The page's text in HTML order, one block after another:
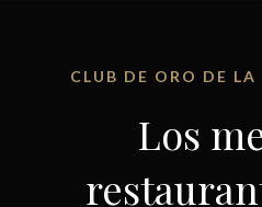
CLUB DE ORO DE
Los